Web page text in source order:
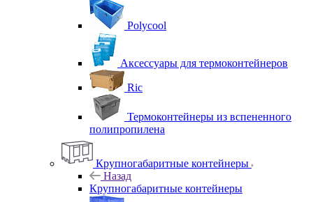
Polycool
Аксессуары для термоконтейнеров
Ric
Термоконтейнеры из вспененного
полипропилена
Крупногабаритные контейнеры
Назад
Крупногабаритные контейнеры